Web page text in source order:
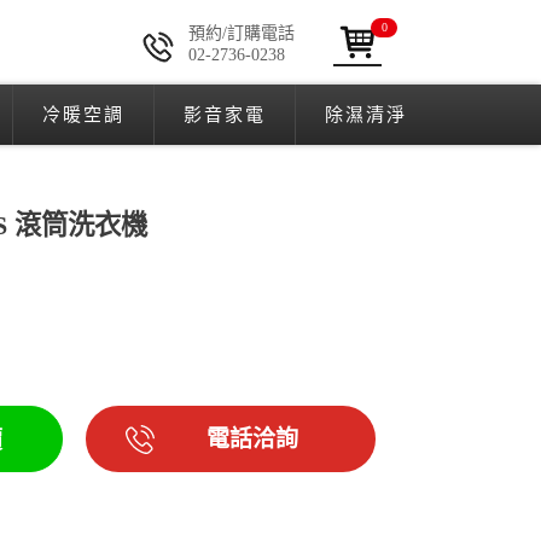
預約/訂購電話
02-2736-0238
0
冷暖空調 影音家電 除濕清淨
滾筒洗衣機
電話洽詢